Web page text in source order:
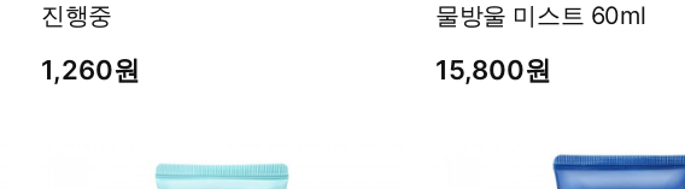
진행중
1,260원
물방울 미스트 60ml
15,800원